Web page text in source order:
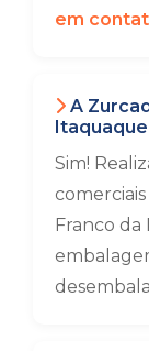
em
A
Sim!
Franco da